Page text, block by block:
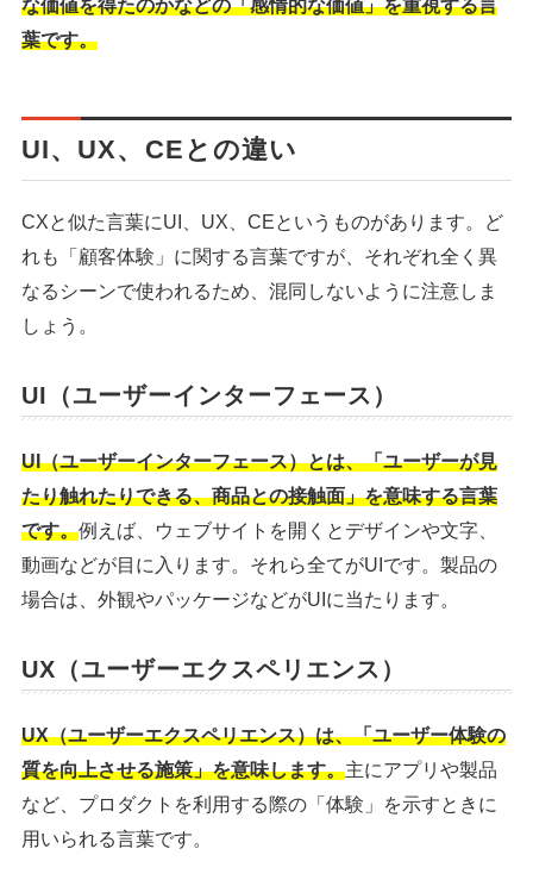
な価値を得たのかなどの「感情的な価値」を重視する言
葉です。
UI、UX、CEとの違い
CXと似た言葉にUI、UX、CEというものがあります。ど
れも「顧客体験」に関する言葉ですが、それぞれ全く異
なるシーンで使われるため、混同しないように注意しま
しょう。
UI（ユーザーインターフェース）
UI（ユーザーインターフェース）とは、「ユーザーが見
たり触れたりできる、商品との接触面」を意味する言葉
です。例えば、ウェブサイトを開くとデザインや文字、
動画などが目に入ります。それら全てがUIです。製品の
場合は、外観やパッケージなどがUIに当たります。
UX（ユーザーエクスペリエンス）
UX（ユーザーエクスペリエンス）は、「ユーザー体験の
質を向上させる施策」を意味します。主にアプリや製品
など、プロダクトを利用する際の「体験」を示すときに
用いられる言葉です。